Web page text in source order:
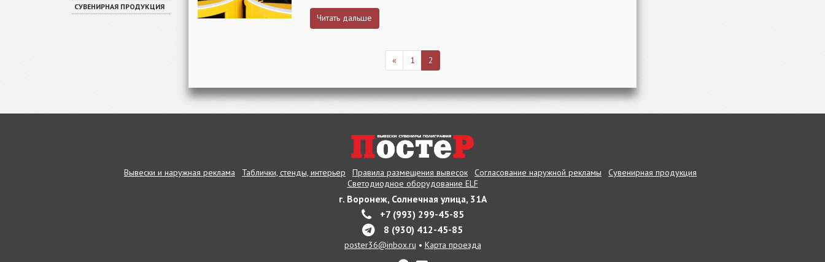
СУВЕНИРНАЯ ПРОДУКЦИЯ
Читать дальше
« 1 2
Вывески и наружная реклама Таблички, стенды, интерьер Правила размещения вывесок Согласование наружной рекламы
Сувенирная продукция
Светодиодное оборудование ELF
г. Воронеж, Солнечная улица, 31А
+7 (993) 299-45-85
8 (930) 412-45-85
poster36@inbox.ru • Карта проезда